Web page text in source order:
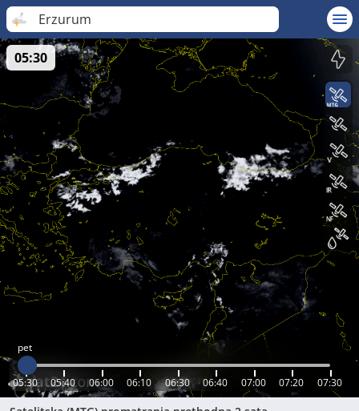
Erzurum
pet
05:30 05:40 06:00 06:10 06:30 06:40 07:00 07:20 07:30
05:30